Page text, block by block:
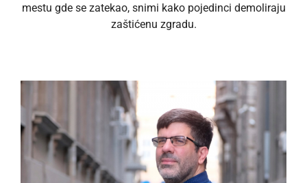
mestu gde se zatekao, snimi kako pojedinci demoliraju
zaštićenu zgradu.